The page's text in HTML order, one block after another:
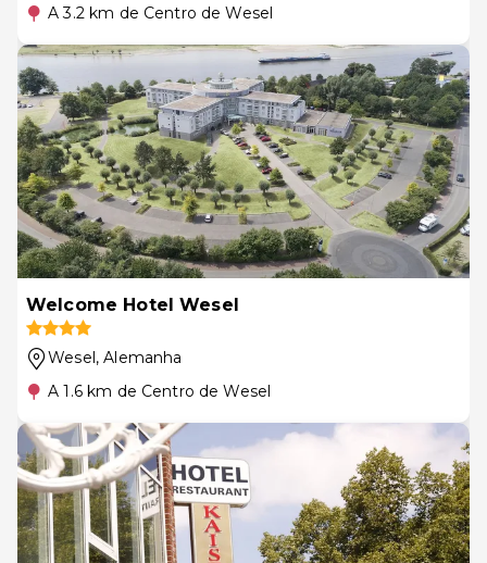
A 3.2 km de Centro de Wesel
Welcome Hotel Wesel
Wesel, Alemanha
A 1.6 km de Centro de Wesel